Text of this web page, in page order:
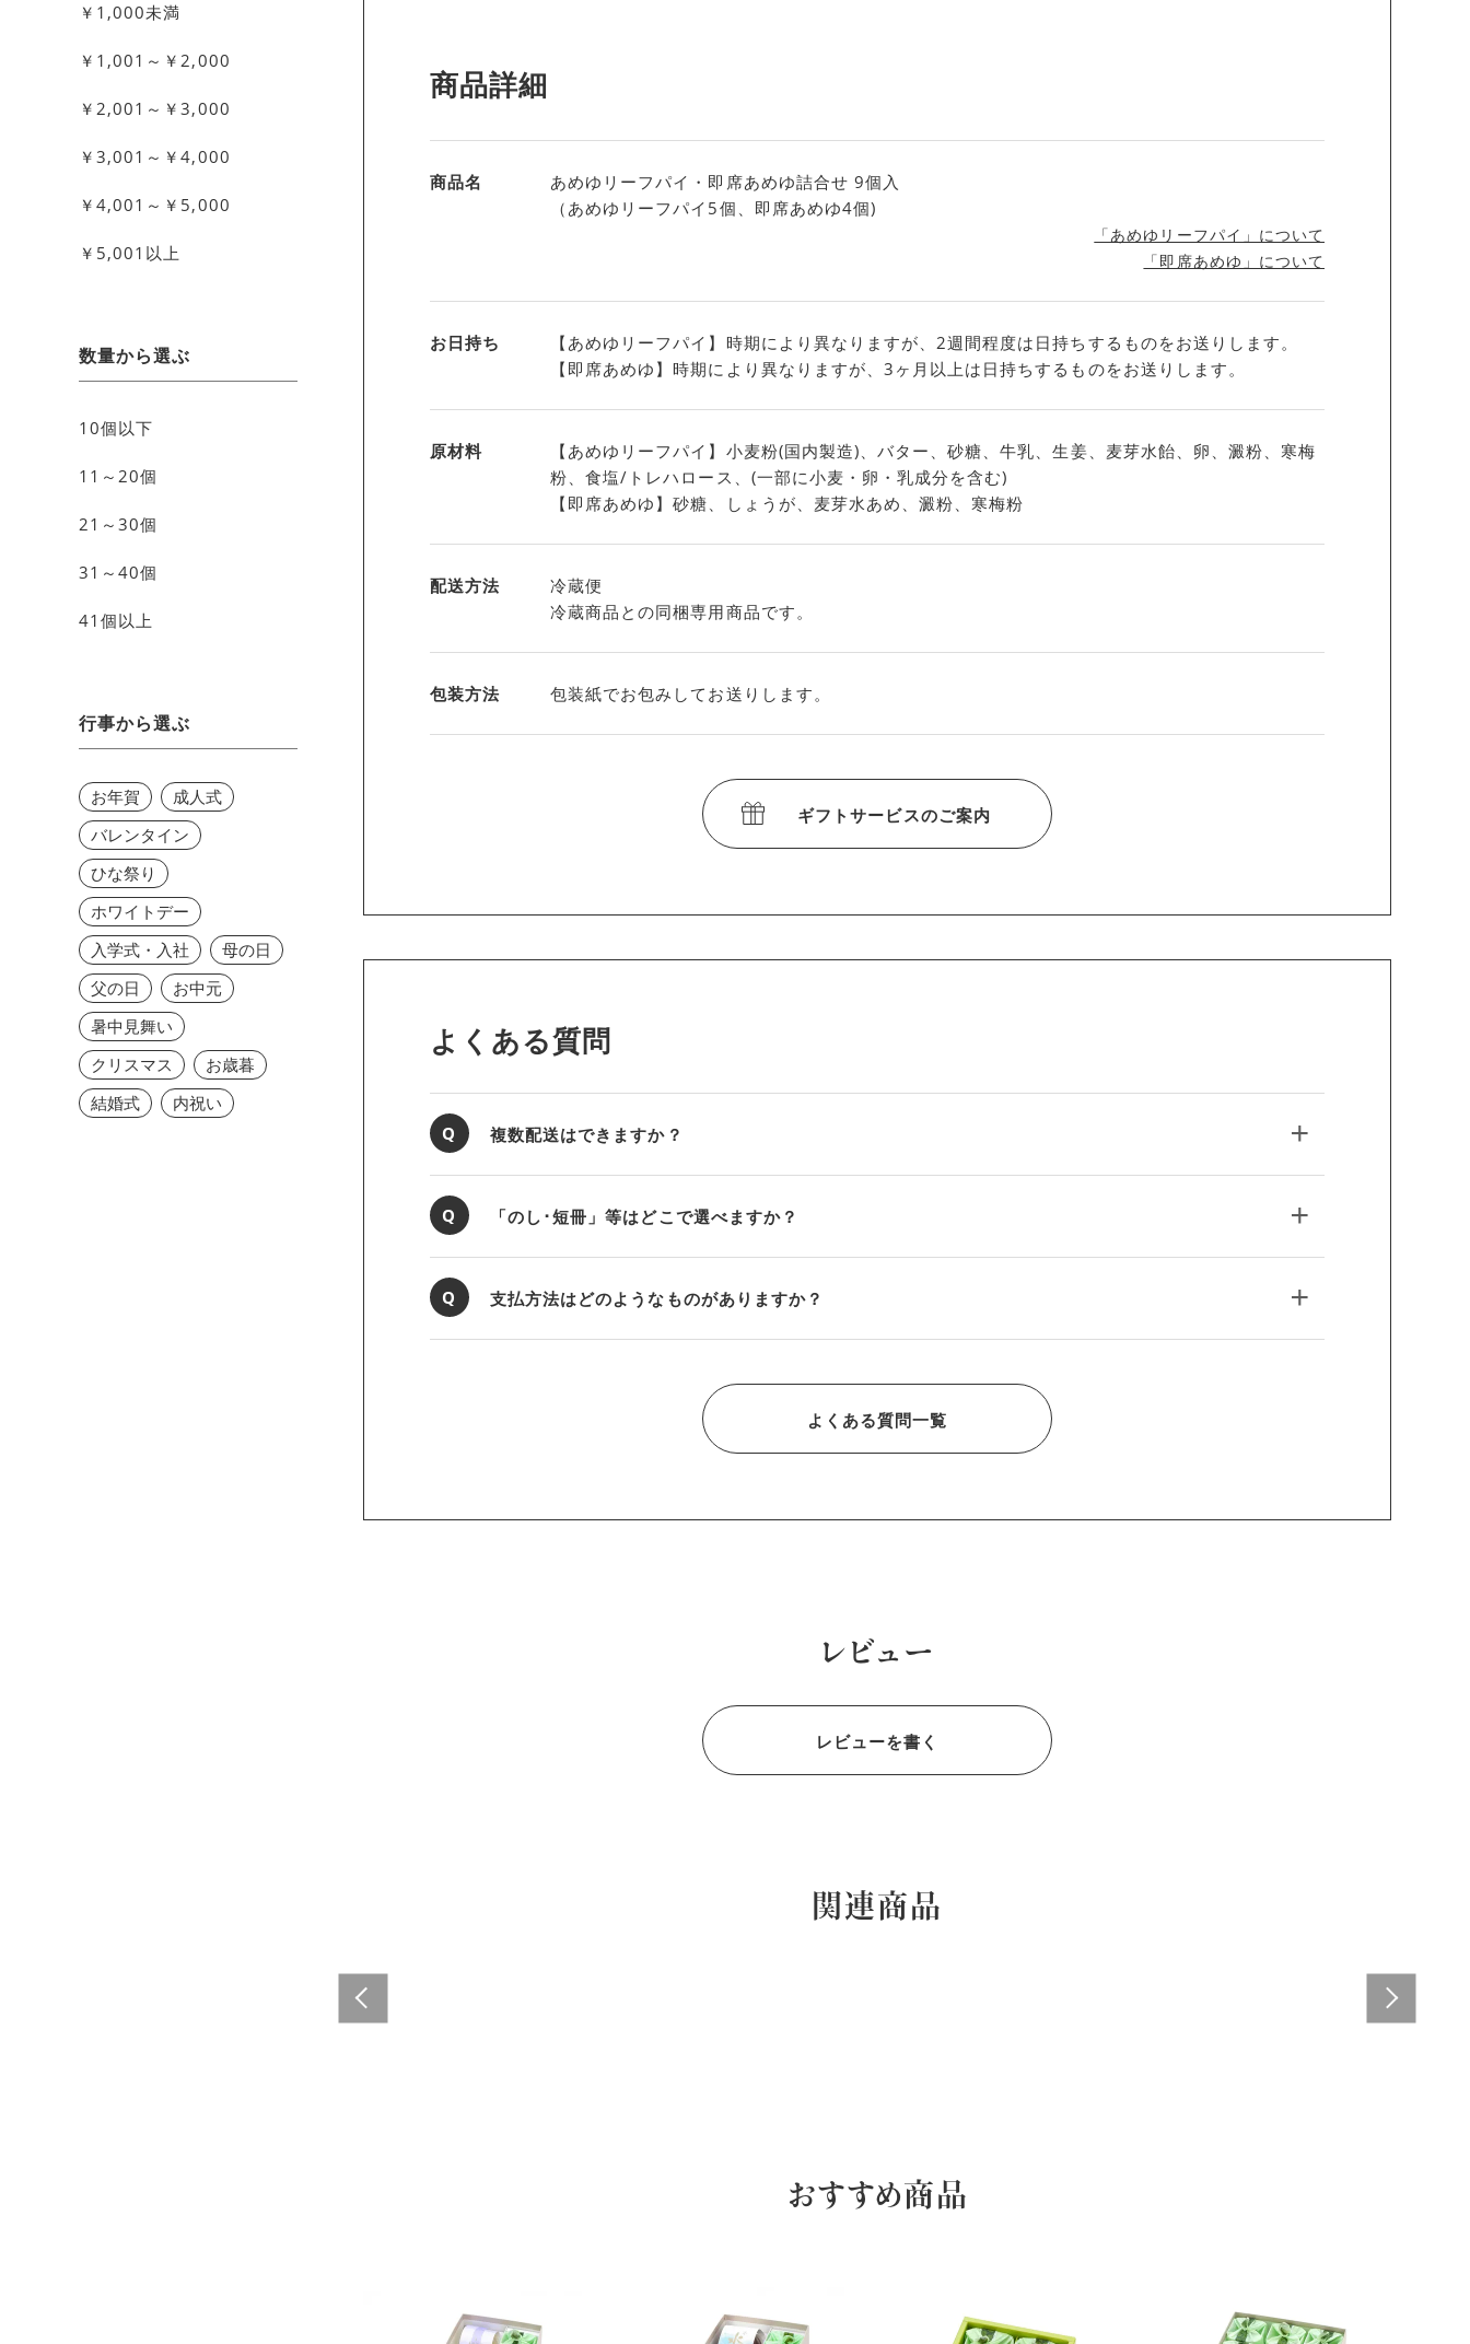
商品詳細
商品名
あめゆリーフパイ・即席あめゆ詰合せ 9個入
（あめゆリーフパイ5個、即席あめゆ4個)
「あめゆリーフパイ」について
「即席あめゆ」について
お日持ち
【あめゆリーフパイ】時期により異なりますが、2週間程度は日持ちするものをお送りします。
【即席あめゆ】時期により異なりますが、3ヶ月以上は日持ちするものをお送りします。
原材料
【あめゆリーフパイ】小麦粉(国内製造)、バター、砂糖、牛乳、生姜、麦芽水飴、卵、澱粉、寒梅
粉、食塩/トレハロース、(一部に小麦・卵・乳成分を含む)
【即席あめゆ】砂糖、しょうが、麦芽水あめ、澱粉、寒梅粉
配送方法
冷蔵便
冷蔵商品との同梱専用商品です。
包装方法 包装紙でお包みしてお送りします。
ギフトサービスのご案内
よくある質問
複数配送はできますか？
「のし･短冊」等はどこで選べますか？
支払方法はどのようなものがありますか？
よくある質問一覧
レビュー
レビューを書く
関連商品
おすすめ商品
￥1,000未満
￥1,001～￥2,000
￥2,001～￥3,000
￥3,001～￥4,000
￥4,001～￥5,000
￥5,001以上
数量から選ぶ
10個以下
11～20個
21～30個
31～40個
41個以上
行事から選ぶ
お年賀
成人式
バレンタイン
ひな祭り
ホワイトデー
入学式・入社
母の日
父の日
お中元
暑中見舞い
クリスマス
お歳暮
結婚式
内祝い